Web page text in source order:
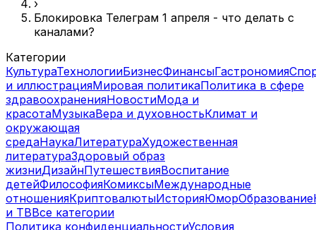
›
Блокировка Телеграм 1 апреля - что делать с
каналами?
Категории
КультураТехнологииБизнесФинансыГастрономия
и иллюстрацияМировая политикаПолитика в сфере
здравоохраненияНовостиМода и
красотаМузыкаВера и духовностьКлимат и
окружающая
средаНаукаЛитератураХудожественная
литератураЗдоровый образ
жизниДизайнПутешествияВоспитание
детейФилософияКомиксыМеждународные
отношенияКриптовалютыИсторияЮморОбразование
и ТВВсе категории
Политика конфиденциальностиУсловия